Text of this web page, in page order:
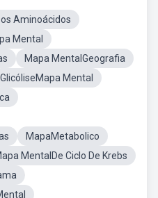
Aminoácidos
Mental
Mapa MentalGeografia
GlicóliseMapa Mental
MapaMetabolico
MentalDe Ciclo De Krebs